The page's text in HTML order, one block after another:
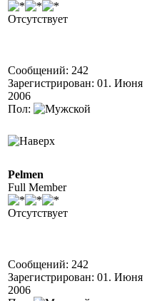
Отсутствует
Сообщений: 242
Зарегистрирован: 01. Июня
2006
Пол:
Pelmen
Full Member
Отсутствует
Сообщений: 242
Зарегистрирован: 01. Июня
2006